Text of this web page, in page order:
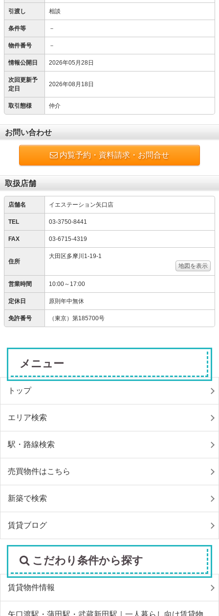
引渡し 相談
条件等 －
物件番号 －
情報公開日 2026年05月28日
次回更新予
定日
2026年08月18日
取引態様 仲介
お問い合わせ
内覧予約・資料請求・お問合せ
取扱店舗
店舗名 イエステーション矢口店
TEL 03-3750-8441
FAX 03-6715-4319
住所
大田区多摩川1-19-1
地図を表示
営業時間 10:00～17:00
定休日 原則年中無休
免許番号 （東京）第185700号
メニュー
トップ
エリア検索
駅・路線検索
売買物件はこちら
新築で検索
賃貸ブログ
こだわり条件から探す
賃貸物件情報